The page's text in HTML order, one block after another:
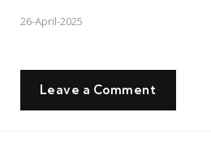
26-April-2025
Leave a Comment